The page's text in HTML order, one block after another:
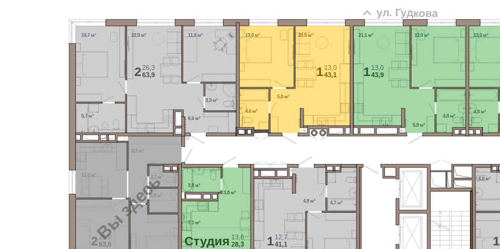
4,7 м²
4,8 м²
3,8 м²
4,8 м²
3,8 м²
13,0 м²
4,6 м²
5,0 м²
20,5 м²
2,1 м²
11,0 м²
8,7 м²
14,7 м²
5,7 м²
3,3 м²
11,6 м²
22,0 м²
6,6 м²
13,0 м²
4,8 м²
4,8 м²
5,0 м²
21,1 м² 13,0 м²
2,8 м²
7,1 м²
1 12,7
41,1
Cтудия 13,6
28,3
2 29,0
53,6
226,3
63,9
1 13,0
43,1
1 13,0
43,9
1
Вы здесь
ул. Гудкова